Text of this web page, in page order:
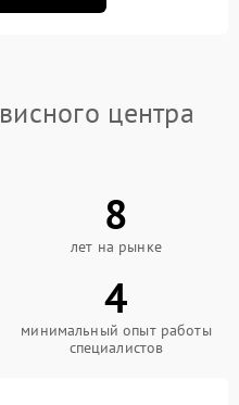
центра
8
лет на рынке
4
минимальный опыт работы
специалистов